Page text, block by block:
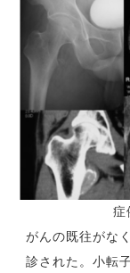
症
がんの既往がな
診された。小転